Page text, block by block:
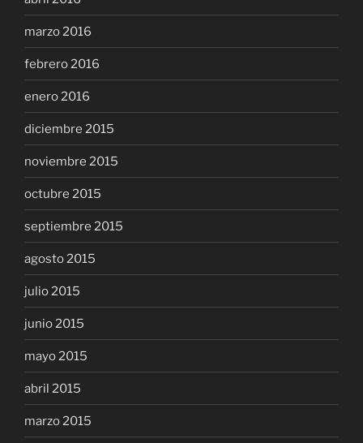
marzo 2016
febrero 2016
enero 2016
diciembre 2015
noviembre 2015
octubre 2015
septiembre 2015
agosto 2015
julio 2015
junio 2015
mayo 2015
abril 2015
marzo 2015